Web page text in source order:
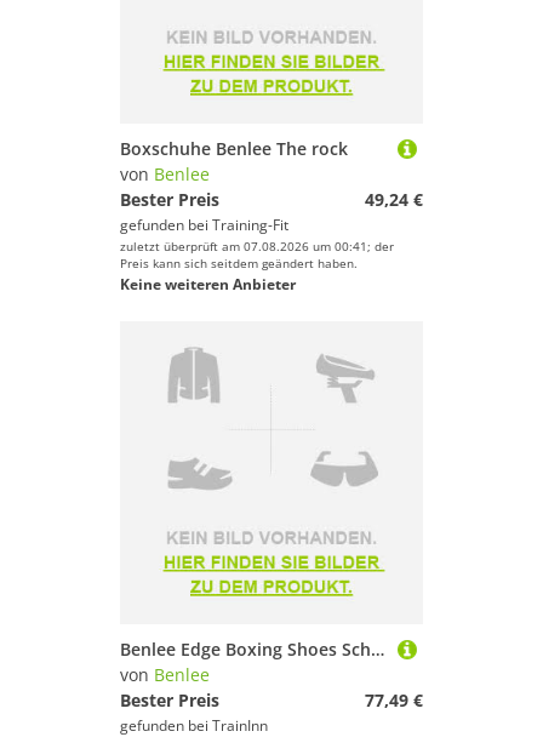
Boxschuhe Benlee The rock
von Benlee
Bester Preis
49,24 €
gefunden bei Training-Fit
zuletzt überprüft am 07.08.2026 um 00:41; der
Preis kann sich seitdem geändert haben.
Keine weiteren Anbieter
Benlee Edge Boxing Shoes Schwarz EU 46 Mann
von Benlee
Bester Preis
77,49 €
gefunden bei TrainInn